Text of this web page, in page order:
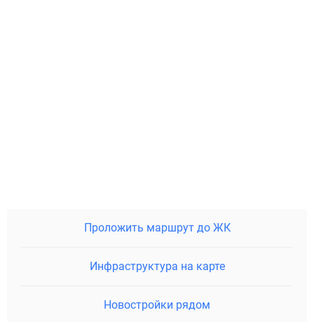
Проложить маршрут до ЖК
Инфраструктура на карте
Новостройки рядом